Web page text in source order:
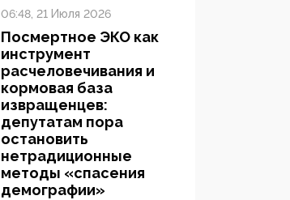
06:48, 21 Июля 2026
Посмертное ЭКО как
инструмент
расчеловечивания и
кормовая база
извращенцев:
депутатам пора
остановить
нетрадиционные
методы «спасения
демографии»